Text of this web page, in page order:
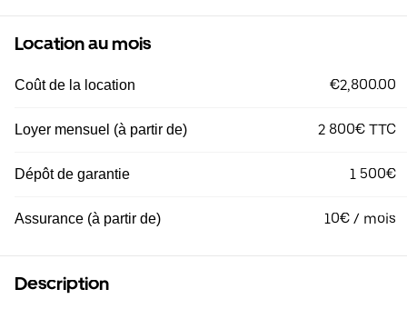
Location au mois
Coût de la location €2,800.00
Loyer mensuel (à partir de) 2 800€ TTC
Dépôt de garantie 1 500€
Assurance (à partir de) 10€ / mois
Description